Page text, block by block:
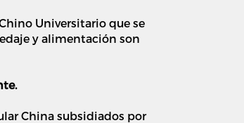
Universitario que se
y alimentación son
China subsidiados por